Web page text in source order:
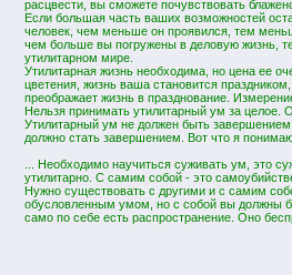
расцвести, вы сможете почувствовать
Если большая часть ваших возможностей
человек, чем меньше он проявился, тем
чем больше вы погружены в деловую жизнь,
утилитарном мире.
Утилитарная жизнь необходима, но цена ее
цветения, жизнь ваша становится
преображает жизнь в празднование.
Нельзя принимать утилитарный ум за
Утилитарный ум не должен быть
должно стать завершением. Вот что я
... Необходимо научиться суживать ум, это
утилитарно. С самим собой - это
Нужно существовать с другими и с самим
обусловленным умом, но с собой вы должны
само по себе есть распространение. Оно